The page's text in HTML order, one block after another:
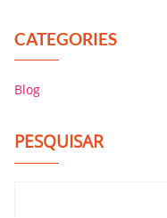
CATEGORIES
Blog
PESQUISAR